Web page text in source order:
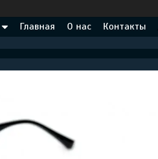
Главная О нас Контакты